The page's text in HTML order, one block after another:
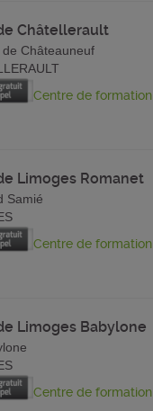
Châtellerault
Châteauneuf
Centre de formation
Limoges Romanet
Samié
Centre de formation
Limoges Babylone
Centre de formation